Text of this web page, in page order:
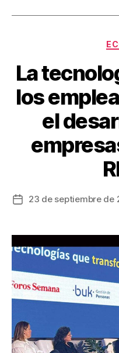
o
La
los
el
Fecha
entrada
23 de septiembre de